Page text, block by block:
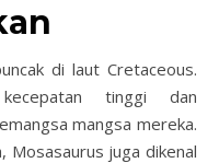
di laut Cretaceous.
tinggi dan
mangsa mereka.
Mosasaurus juga dikenal